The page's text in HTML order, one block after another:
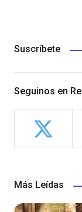
Suscríbete
Seguinos en
Más Leídas